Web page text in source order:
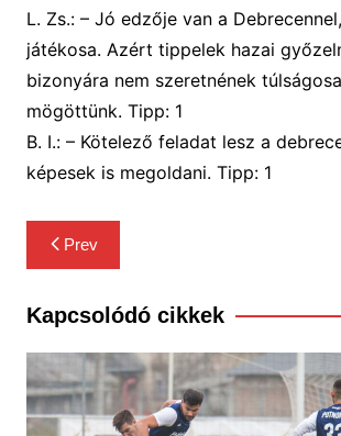
L. Zs.: – Jó edzője van a
játékosa. Azért tippelek hazai
bizonyára nem szeretnének
mögöttünk. Tipp: 1
B. I.: – Kötelező feladat lesz a
képesek is megoldani. Tipp: 1
Bejegyzés
navigáció
Prev
Kapcsolódó cikkek